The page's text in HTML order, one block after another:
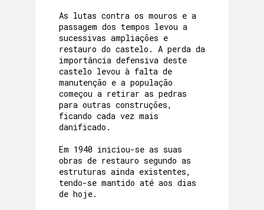
As lutas contra os mouros e a
passagem dos tempos levou a
sucessivas ampliações e
restauro do castelo. A perda da
importância defensiva deste
castelo levou à falta de
manutenção e a população
começou a retirar as pedras
para outras construções,
ficando cada vez mais
danificado.
Em 1940 iniciou-se as suas
obras de restauro segundo as
estruturas ainda existentes,
tendo-se mantido até aos dias
de hoje.